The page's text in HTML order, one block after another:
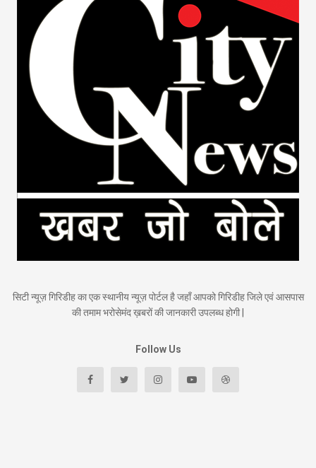
सिटी न्यूज़ गिरिडीह का एक स्थानीय न्यूज़ पोर्टल है जहाँ आपको गिरिडीह जिले एवं आसपास
की तमाम भरोसेमंद ख़बरों की जानकारी उपलब्ध होगी |
Follow Us